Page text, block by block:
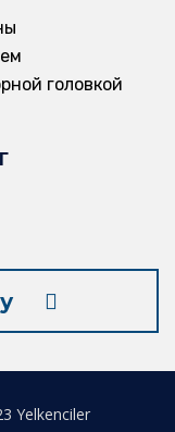
головкой
Yelkenciler